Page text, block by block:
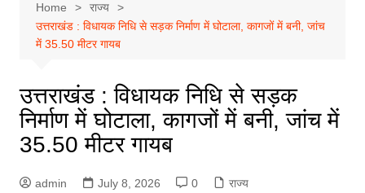
Home
राज्य
उत्तराखंड : विधायक निधि से सड़क निर्माण में घोटाला, कागजों में बनी, जांच
में 35.50 मीटर गायब
उत्तराखंड : विधायक निधि से सड़क
निर्माण में घोटाला, कागजों में बनी, जांच में
35.50 मीटर गायब
admin July 8, 2026 0 राज्य